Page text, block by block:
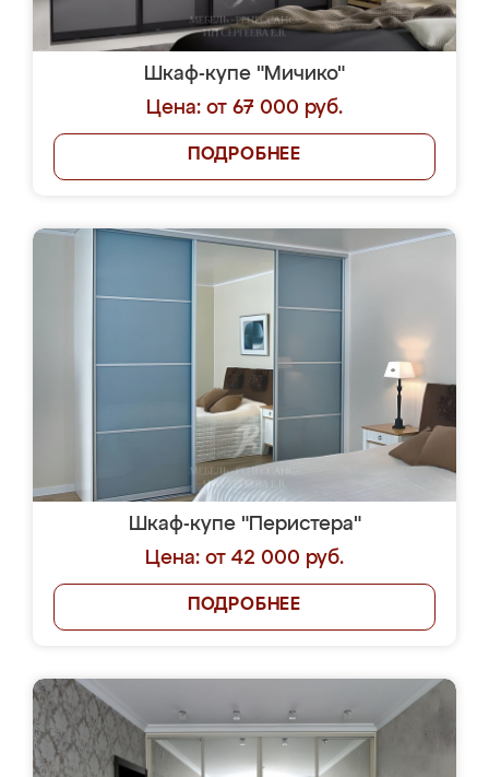
Шкаф-купе "Мичико"
Цена: от 67 000 руб.
ПОДРОБНЕЕ
Шкаф-купе "Перистера"
Цена: от 42 000 руб.
ПОДРОБНЕЕ